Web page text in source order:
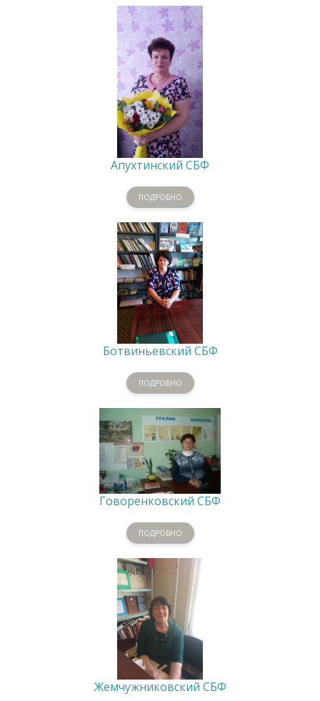
Апухтинский СБФ
ПОДРОБНО
Ботвиньевский СБФ
ПОДРОБНО
Говоренковский СБФ
ПОДРОБНО
Жемчужниковский СБФ